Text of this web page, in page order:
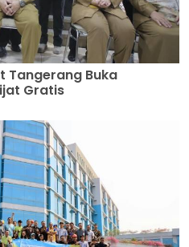
Tangerang Buka
Gratis